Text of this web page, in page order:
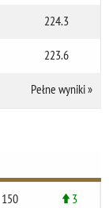
224.3
223.6
Pełne wyniki»
150 3